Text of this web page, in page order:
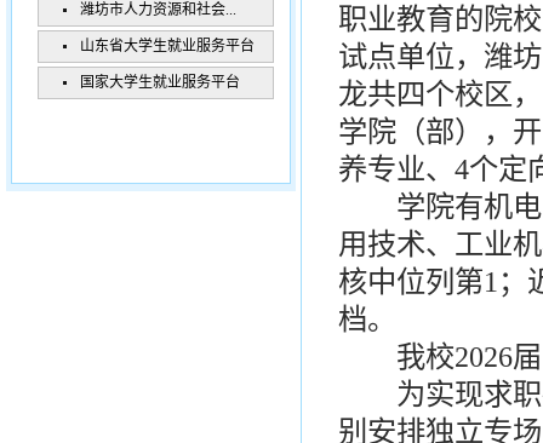
潍坊市人力资源和社会...
山东省大学生就业服务平台
国家大学生就业服务平台
职业教育的院
试点单位，潍
龙共四个校区
学院（部），
养专业、4个定
学院有机电
用技术、工业
核中位列第1；
档。
我校2026届
为实现求职
别安排独立专